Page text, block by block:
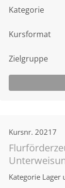
Kategorie
Kursformat
Zielgruppe
Kursnr. 20217
Kategorie Lager